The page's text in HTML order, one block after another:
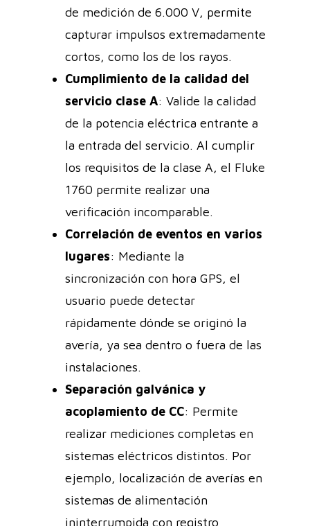
de medición de 6.000 V, permite
capturar impulsos extremadamente
cortos, como los de los rayos.
Cumplimiento de la calidad del
servicio clase A: Valide la calidad
de la potencia eléctrica entrante a
la entrada del servicio. Al cumplir
los requisitos de la clase A, el Fluke
1760 permite realizar una
verificación incomparable.
Correlación de eventos en varios
lugares: Mediante la
sincronización con hora GPS, el
usuario puede detectar
rápidamente dónde se originó la
avería, ya sea dentro o fuera de las
instalaciones.
Separación galvánica y
acoplamiento de CC: Permite
realizar mediciones completas en
sistemas eléctricos distintos. Por
ejemplo, localización de averías en
sistemas de alimentación
ininterrumpida con registro